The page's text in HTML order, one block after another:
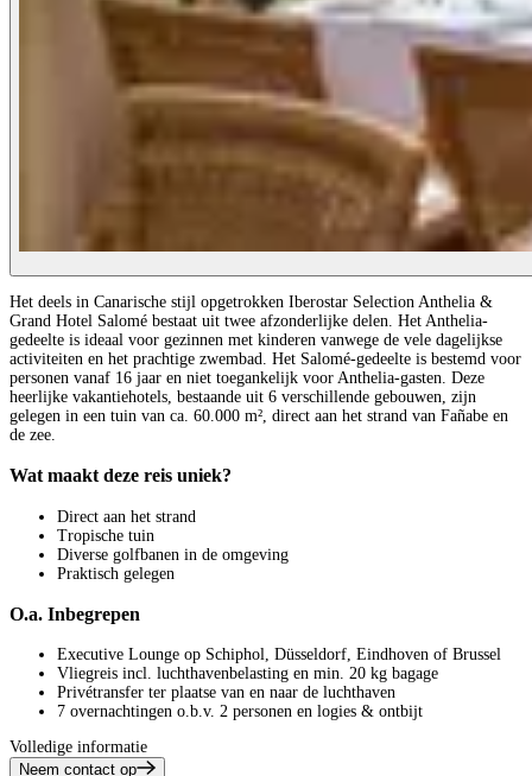
Het deels in Canarische stijl opgetrokken Iberostar Selection Anthelia &
Grand Hotel Salomé bestaat uit twee afzonderlijke delen. Het Anthelia-
gedeelte is ideaal voor gezinnen met kinderen vanwege de vele dagelijkse
activiteiten en het prachtige zwembad. Het Salomé-gedeelte is bestemd voor
personen vanaf 16 jaar en niet toegankelijk voor Anthelia-gasten. Deze
heerlijke vakantiehotels, bestaande uit 6 verschillende gebouwen, zijn
gelegen in een tuin van ca. 60.000 m², direct aan het strand van Fañabe en
de zee.
Wat maakt deze reis uniek?
Direct aan het strand
Tropische tuin
Diverse golfbanen in de omgeving
Praktisch gelegen
O.a. Inbegrepen
Executive Lounge op Schiphol, Düsseldorf, Eindhoven of Brussel
Vliegreis incl. luchthavenbelasting en min. 20 kg bagage
Privétransfer ter plaatse van en naar de luchthaven
7 overnachtingen o.b.v. 2 personen en logies & ontbijt
Volledige informatie
Neem contact op